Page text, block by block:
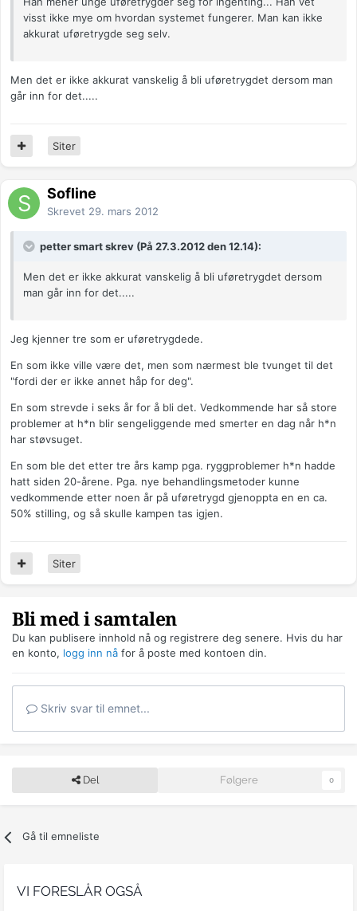
visst ikke mye om hvordan systemet fungerer. Man kan ikke
akkurat uføretrygde seg selv.
Men det er ikke akkurat vanskelig å bli uføretrygdet dersom man
går inn for det.....
Siter
Sofline
Skrevet 29. mars 2012
petter smart skrev (På 27.3.2012 den 12.14):
Men det er ikke akkurat vanskelig å bli uføretrygdet dersom
man går inn for det.....
Jeg kjenner tre som er uføretrygdede.
En som ikke ville være det, men som nærmest ble tvunget til det
"fordi der er ikke annet håp for deg".
En som strevde i seks år for å bli det. Vedkommende har så store
problemer at h*n blir sengeliggende med smerter en dag når h*n
har støvsuget.
En som ble det etter tre års kamp pga. ryggproblemer h*n hadde
hatt siden 20-årene. Pga. nye behandlingsmetoder kunne
vedkommende etter noen år på uføretrygd gjenoppta en en ca.
50% stilling, og så skulle kampen tas igjen.
Siter
Bli med i samtalen
Du kan publisere innhold nå og registrere deg senere. Hvis du har
en konto, logg inn nå for å poste med kontoen din.
Skriv svar til emnet...
Del Følgere 0
Gå til emneliste
VI FORESLÅR OGSÅ